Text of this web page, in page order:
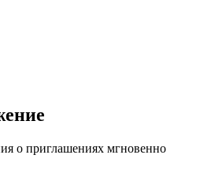
о приглашениях мгновенно